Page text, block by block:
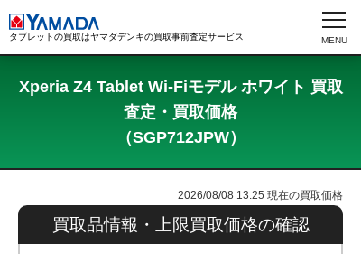
タブレットの買取はヤマダデンキの買取事前査定サービス
Xperia Z4 Tablet Wi-Fiモデル ホワイト 買取
査定・買取価格
（SGP712JPW）
2026/08/08 13:25 現在の買取価格
買取品情報・上限買取価格の確認